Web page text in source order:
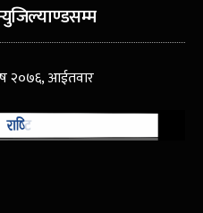
२०७६, आईतवार